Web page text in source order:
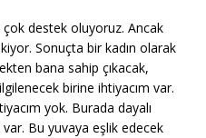
destek oluyoruz. Ancak
Sonuçta bir kadın olarak
bana sahip çıkacak,
birine ihtiyacım var.
yok. Burada dayalı
Bu yuvaya eşlik edecek